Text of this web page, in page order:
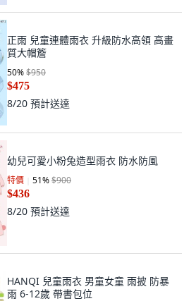
正雨 兒童連體雨衣 升級防水高領 高畫
質大帽簷
50%$950
$475
8/20 預計送達
幼兒可愛小粉兔造型雨衣 防水防風
特價 51%$900
$436
8/20 預計送達
HANQI 兒童雨衣 男童女童 雨披 防暴
雨 6-12歲 帶書包位